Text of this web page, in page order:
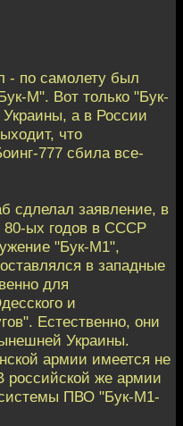
- по самолету был
М". Вот только "Бук-
а в России
что
777 сбила все-
сдлелал заявление, в
80-ых годов в СССР
"Бук-М1",
в западные
для
и
Естественно, они
Украины.
армии имеется не
российской же армии
ПВО "Бук-М1-